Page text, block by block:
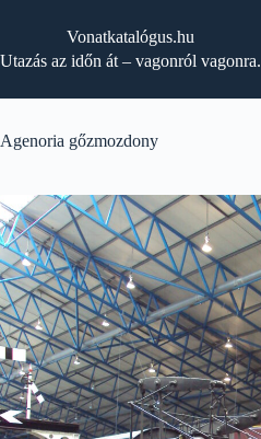
Vonatkatalógus.hu
Utazás az időn át – vagonról vagonra.
Agenoria gőzmozdony